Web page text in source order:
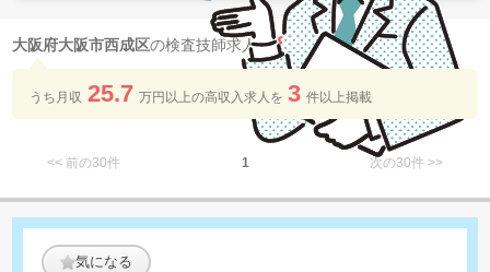
大阪府大阪市西成区の検査技師求人が 8 件 見つかりました
うち月収 25.7 万円以上の​高収入求人を​ 3 件以上​掲載
<< 前の30件 1 次の30件 >>
気になる